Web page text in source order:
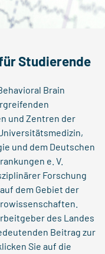
Studierende
Brain
und Zentren der
und dem Deutschen
e. V.
Forschung
dem Gebiet der
des Landes
Beitrag zur
Sie auf die